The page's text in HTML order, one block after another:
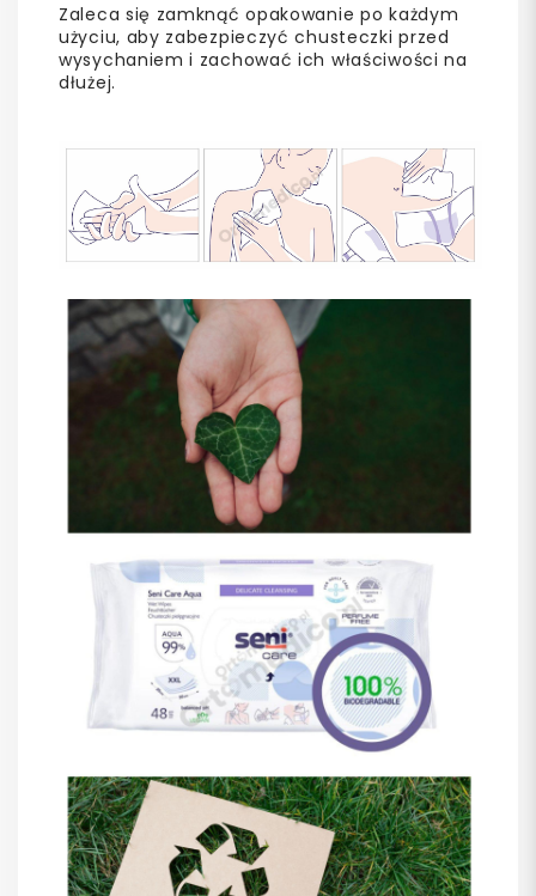
Zaleca się zamknąć opakowanie po każdym
użyciu, aby zabezpieczyć chusteczki przed
wysychaniem i zachować ich właściwości na
dłużej.